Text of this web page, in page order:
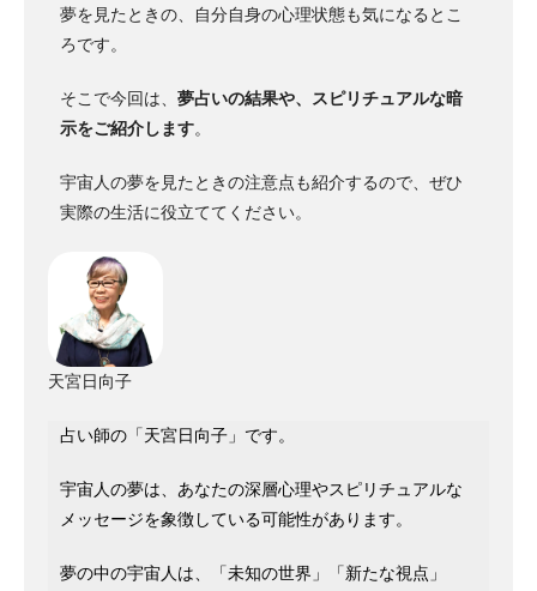
夢を見たときの、自分自身の心理状態も気になるとこ
ろです。
そこで今回は、 夢占いの結果や、スピリチュアルな暗
示をご紹介します。
宇宙人の夢を見たときの注意点も紹介するので、ぜひ
実際の生活に役立ててください。
天宮日向子
占い師の「天宮日向子」です。
宇宙人の夢は、あなたの深層心理やスピリチュアルな
メッセージを象徴している可能性があります。
夢の中の宇宙人は、「未知の世界」「新たな視点」